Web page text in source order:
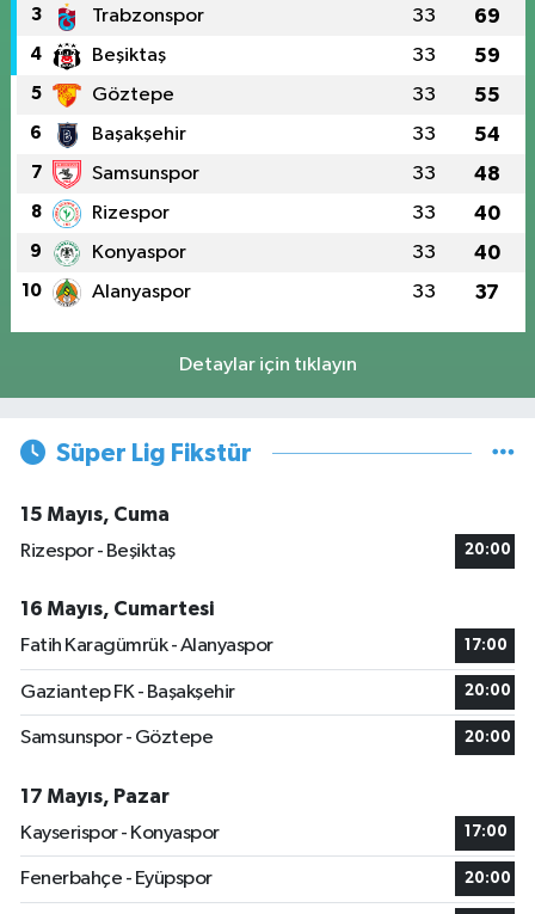
3 Trabzonspor 33 69
4 Beşiktaş 33 59
5 Göztepe 33 55
6 Başakşehir 33 54
7 Samsunspor 33 48
8 Rizespor 33 40
9 Konyaspor 33 40
10 Alanyaspor 33 37
Detaylar için tıklayın
Süper Lig Fikstür
15 Mayıs, Cuma
Rizespor - Beşiktaş
20:00
16 Mayıs, Cumartesi
Fatih Karagümrük - Alanyaspor
17:00
Gaziantep FK - Başakşehir 20:00
Samsunspor - Göztepe 20:00
17 Mayıs, Pazar
Kayserispor - Konyaspor
17:00
Fenerbahçe - Eyüpspor 20:00